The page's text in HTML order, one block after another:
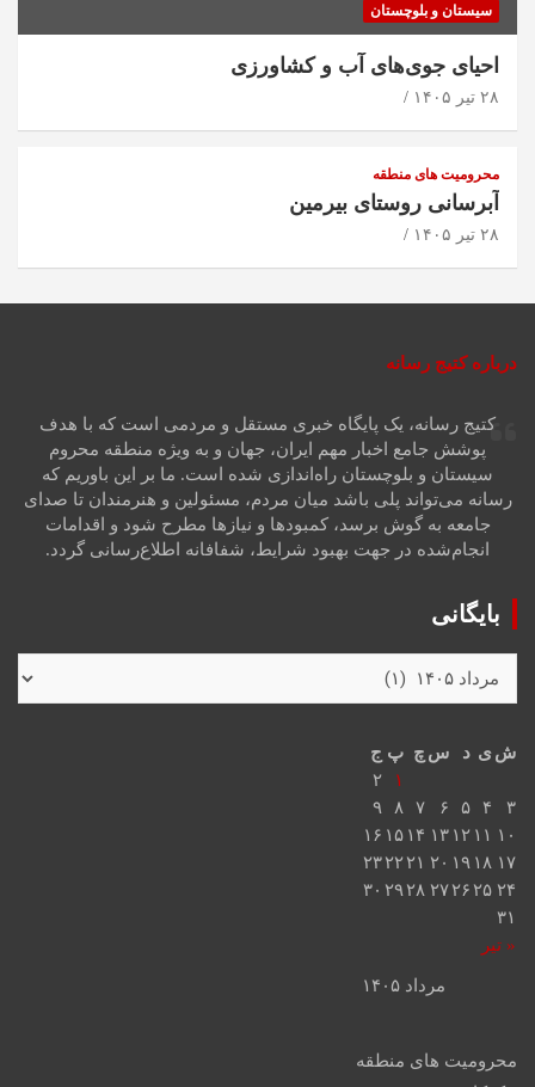
سیستان و بلوچستان
احیای جوی‌های آب و کشاورزی
۲۸ تیر ۱۴۰۵
محرومیت های منطقه
آبرسانی روستای بیرمین
۲۸ تیر ۱۴۰۵
درباره کتیج رسانه
کتیج رسانه، یک پایگاه خبری مستقل و مردمی است که با هدف
پوشش جامع اخبار مهم ایران، جهان و به ویژه منطقه محروم
سیستان و بلوچستان راه‌اندازی شده است. ما بر این باوریم که
رسانه می‌تواند پلی باشد میان مردم، مسئولین و هنرمندان تا صدای
جامعه به گوش برسد، کمبودها و نیازها مطرح شود و اقدامات
انجام‌شده در جهت بهبود شرایط، شفافانه اطلاع‌رسانی گردد.
بایگانی
مرداد ۱۴۰۵
شی د س چ پ ج
« تیر
۱
۲
۳
۴ ۵ ۶ ۷ ۸
۹
۱۰ ۱۱ ۱۲ ۱۳ ۱۴ ۱۵ ۱۶
۱۷ ۱۸ ۱۹ ۲۰ ۲۱ ۲۲۲۳
۲۴ ۲۵ ۲۶۲۷ ۲۸ ۲۹ ۳۰
۳۱
محرومیت های منطقه